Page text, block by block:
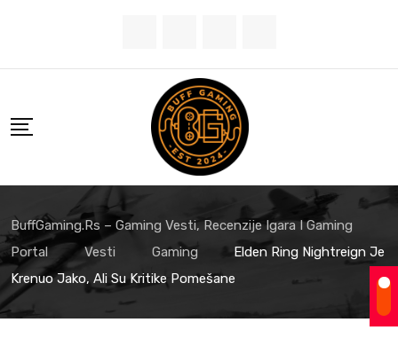
content
BuffGaming.rs – Gaming Vesti, Recenzije Igara I Gaming
Portal
Vesti Gaming
Elden Ring Nightreign Je
Krenuo Jako, Ali Su Kritike Pomešane